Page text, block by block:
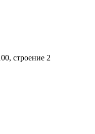
строение 2